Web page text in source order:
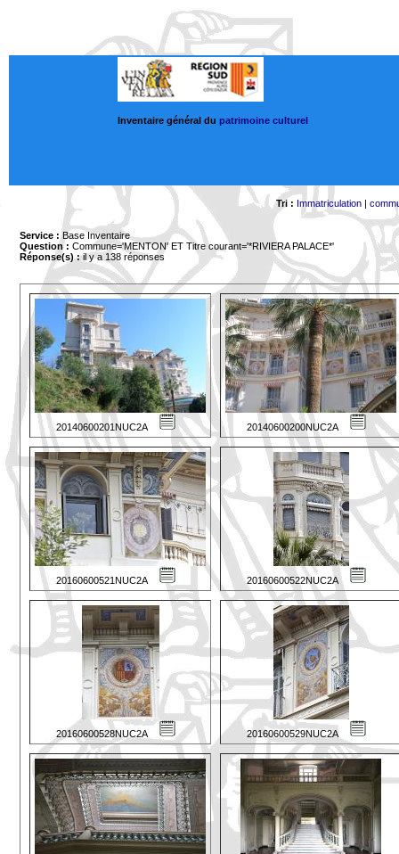
Inventaire général du patrimoine culturel
Tri : Immatriculation|
Service : Base Inventaire
Question : Commune='MENTON' ET Titre courant='*RIVIERA PALACE*'
Réponse(s) :il y a 138 réponses
20140600201NUC2A 20140600200NUC2A
20160600521NUC2A 20160600522NUC2A
20160600528NUC2A 20160600529NUC2A